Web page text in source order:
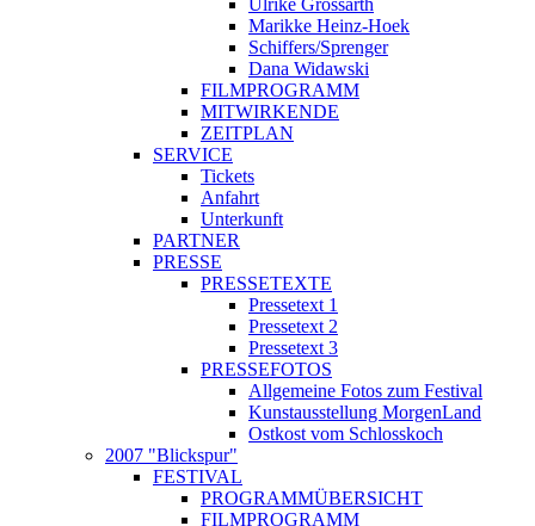
Ulrike Grossarth
Marikke Heinz-Hoek
Schiffers/Sprenger
Dana Widawski
FILMPROGRAMM
MITWIRKENDE
ZEITPLAN
SERVICE
Tickets
Anfahrt
Unterkunft
PARTNER
PRESSE
PRESSETEXTE
Pressetext 1
Pressetext 2
Pressetext 3
PRESSEFOTOS
Allgemeine Fotos zum Festival
Kunstausstellung MorgenLand
Ostkost vom Schlosskoch
2007 "Blickspur"
FESTIVAL
PROGRAMMÜBERSICHT
FILMPROGRAMM